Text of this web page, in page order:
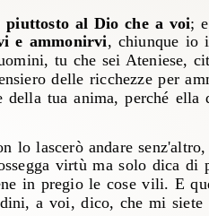
piuttosto al Dio che a voi;
e ammonirvi, chiunque io
tu che sei Ateniese,
delle ricchezze per
tua anima, perché ella
lo lascerò andare
virtù ma solo dica di
in pregio le cose vili. E
a voi, dico, che mi siete